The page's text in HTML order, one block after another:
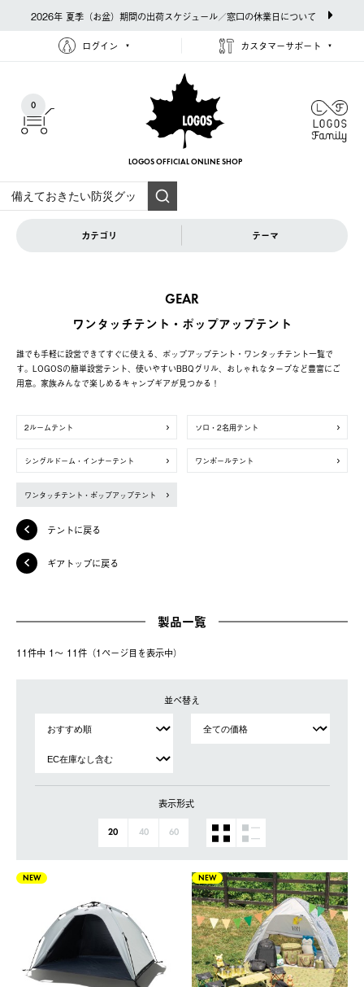
2026年 夏季（お盆）期間の出荷スケジュール／窓口の休業日について
ログイン カスタマーサポート
0
LOGOS OFFICIAL ONLINE SHOP
カテゴリ テーマ
GEAR
ワンタッチテント・ポップアップテント
誰でも手軽に設営できてすぐに使える、ポップアップテント・ワンタッチテント一覧で
す。LOGOSの簡単設営テント、使いやすいBBQグリル、おしゃれなタープなど豊富にご
用意。家族みんなで楽しめるキャンプギアが見つかる！
2ルームテント ソロ・2名用テント
シングルドーム・インナーテント ワンポールテント
ワンタッチテント・ポップアップテント
テントに戻る
ギアトップに戻る
製品一覧
11件中 1〜 11件（1ページ⽬を表⽰中）
並べ替え
表示形式
20 40 60
NEW NEW